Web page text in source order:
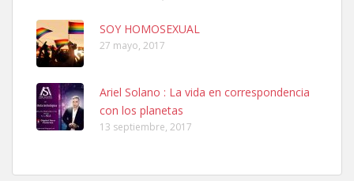
Ninfa perdida
El día 5 se los perdió una ninfa papillera, asustada tiene miedo a la
calle, se perdió por la zon...
SOY HOMOSEXUAL
27 mayo, 2017
Ariel Solano : La vida en correspondencia
con los planetas
13 septiembre, 2017